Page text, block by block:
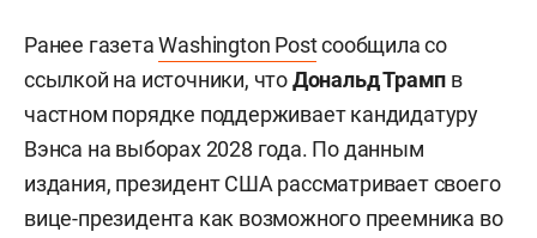
Ранее газетаWashington Postсообщила со
ссылкой на источники, чтоДональд Трамп в
частном порядке поддерживает кандидатуру
Вэнса на выборах 2028 года. По данным
издания, президент США рассматривает своего
вице-президента как возможного преемника во